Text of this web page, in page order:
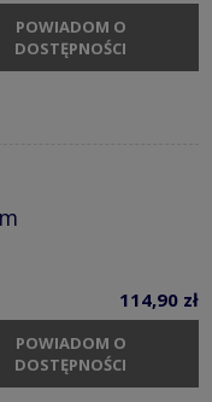
POWIADOM O
DOSTĘPNOŚCI
114,90 zł
POWIADOM O
DOSTĘPNOŚCI